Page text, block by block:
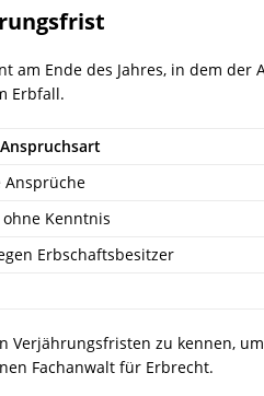
am Ende des Jahres, in dem
Erbfall.
Anspruchsart
Kenntnis
Erbschaftsbesitzer
Verjährungsfristen zu kennen,
Fachanwalt für Erbrecht.